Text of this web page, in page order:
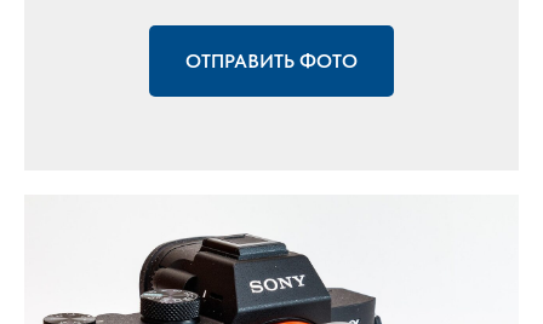
ОТПРАВИТЬ ФОТО